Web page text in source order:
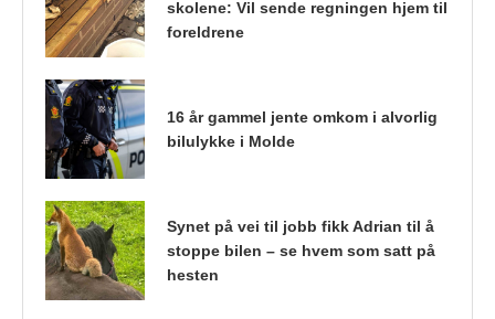
skolene: Vil sende regningen hjem til
foreldrene
16 år gammel jente omkom i alvorlig
bilulykke i Molde
Synet på vei til jobb fikk Adrian til å
stoppe bilen – se hvem som satt på
hesten